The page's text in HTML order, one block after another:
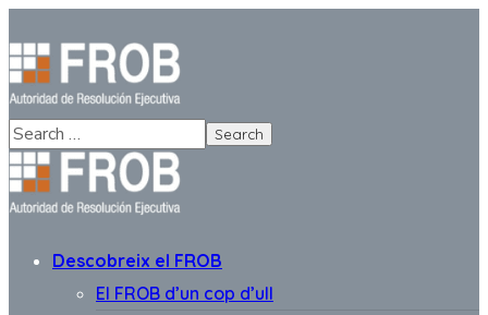
Descobreix el FROB
El FROB d’un cop d’ull